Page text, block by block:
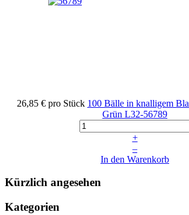
26,85 € pro Stück 100 Bälle in knalligem
Grün L32-56789
+
–
In den Warenkorb
Kürzlich angesehen
Kategorien